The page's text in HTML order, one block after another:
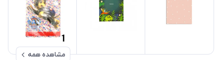
مشاهده همه